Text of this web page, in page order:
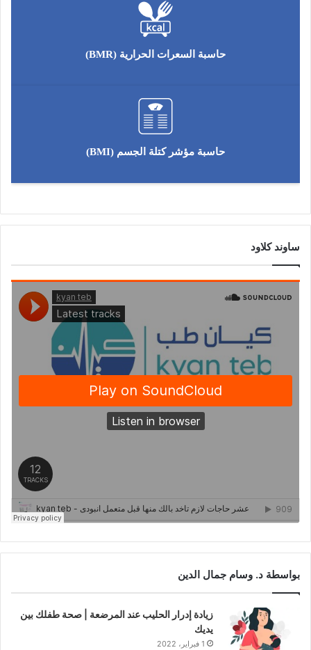
حاسبة السعرات الحرارية (BMR)
حاسبة مؤشر كتلة الجسم (BMI)
ساوند كلاود
بواسطة د. وسام جمال الدين
زيادة إدرار الحليب عند المرضعة | صحة طفلك بين
يديك
1 فبراير، 2022